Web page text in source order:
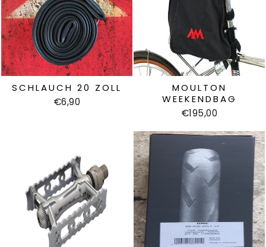
SCHLAUCH 20 ZOLL
€6,90
MOULTON
WEEKENDBAG
€195,00